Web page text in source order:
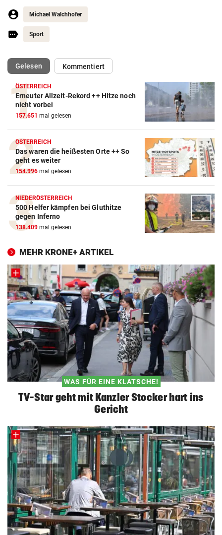
Michael Walchhofer
Sport
Gelesen(ausgewählt)Kommentiert
ÖSTERREICH
Erneuter Allzeit-Rekord ++ Hitze noch
nicht vorbei
157.651 mal gelesen
ÖSTERREICH
Das waren die heißesten Orte ++ So
geht es weiter
154.996 mal gelesen
NIEDERÖSTERREICH
500 Helfer kämpfen bei Gluthitze
gegen Inferno
138.409 mal gelesen
MEHR KRONE+ ARTIKEL
WAS FÜR EINE KLATSCHE!
TV-Star geht mit Kanzler Stocker hart ins
Gericht